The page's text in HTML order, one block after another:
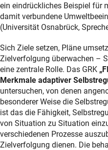
ein eindrückliches Beispiel für
damit verbundene
(Universität Osnabrück,
Sich Ziele setzen, Pläne
Zielverfolgung überwachen –
eine zentrale Rolle. Das GRK
Merkmale adaptiver
untersuchen, von denen
besonderer Weise die
ist das die Fähigkeit,
von Situation zu Situation
verschiedenen Prozesse
Zielverfolgung dienen. Die